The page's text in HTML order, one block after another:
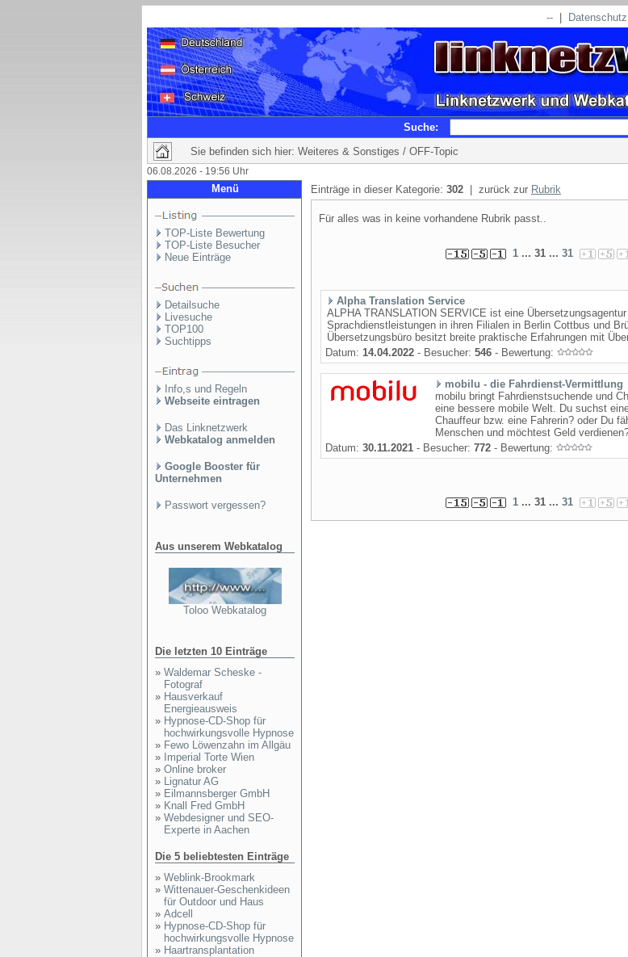
-- Datenschutz
Suche:
Sie befinden sich hier: Weiteres & Sonstiges / OFF-Topic
06.08.2026 - 19:56 Uhr
Menü
TOP-Liste Bewertung
TOP-Liste Besucher
Neue Einträge
Detailsuche
Livesuche
TOP100
Suchtipps
Info,s und Regeln
Webseite eintragen
Das Linknetzwerk
Webkatalog anmelden
Google Booster für
Unternehmen
Passwort vergessen?
Aus unserem Webkatalog
Toloo Webkatalog
Die letzten 10 Einträge
» Waldemar Scheske -
Fotograf
» Hausverkauf
Energieausweis
» Hypnose-CD-Shop für
hochwirkungsvolle Hypnose
» Fewo Löwenzahn im Allgäu
» Imperial Torte Wien
» Online broker
» Lignatur AG
» Eilmannsberger GmbH
» Knall Fred GmbH
» Webdesigner und SEO-
Experte in Aachen
Die 5 beliebtesten Einträge
» Weblink-Brookmark
» Wittenauer-Geschenkideen
für Outdoor und Haus
» Adcell
» Hypnose-CD-Shop für
hochwirkungsvolle Hypnose
» Haartransplantation
Einträge in dieser Kategorie: 302 | zurück zur Rubrik
Für alles was in keine vorhandene Rubrik passt..
1... 31 ... 31
Alpha Translation Service
ALPHA TRANSLATION SERVICE ist eine
Sprachdienstleistungen in ihren Filialen in Berlin Cottbus und
Übersetzungsbüro besitzt breite praktische Erfahrungen mit
Datum: 14.04.2022 - Besucher: 546 - Bewertung:
mobilu - die Fahrdienst-Vermittlung
mobilu bringt Fahrdienstsuchende und
eine bessere mobile Welt. Du suchst
Chauffeur bzw. eine Fahrerin? oder Du
Menschen und möchtest Geld
Datum: 30.11.2021 - Besucher: 772 - Bewertung:
1... 31 ... 31